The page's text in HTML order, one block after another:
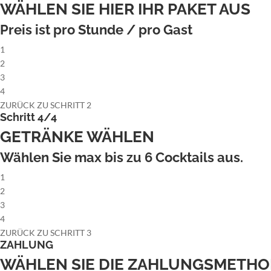
WÄHLEN SIE HIER IHR PAKET AUS
Preis ist pro Stunde / pro Gast
1
2
3
4
ZURÜCK ZU SCHRITT 2
Schritt 4/4
GETRÄNKE WÄHLEN
Wählen Sie max bis zu 6Cocktails aus.
1
2
3
4
ZURÜCK ZU SCHRITT 3
ZAHLUNG
WÄHLEN SIE DIE